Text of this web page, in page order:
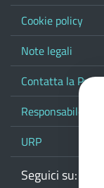
Cookie policy
Note legali
Contatta la
Responsabile
URP
Seguici su: